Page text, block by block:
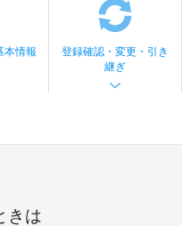
本情報
登録確認・変更・引き
継ぎ
きは